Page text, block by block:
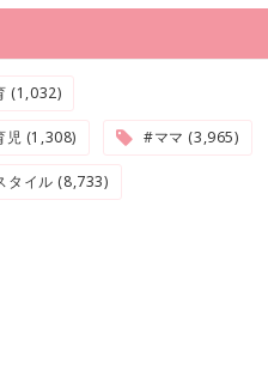
(1,032)
児 (1,308) #ママ (3,965)
タイル (8,733)